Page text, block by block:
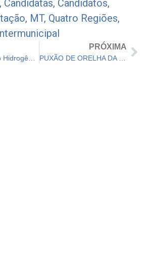
, Candidatas, Candidatos,
, MT, Quatro Regiões,
PRÓXIMA